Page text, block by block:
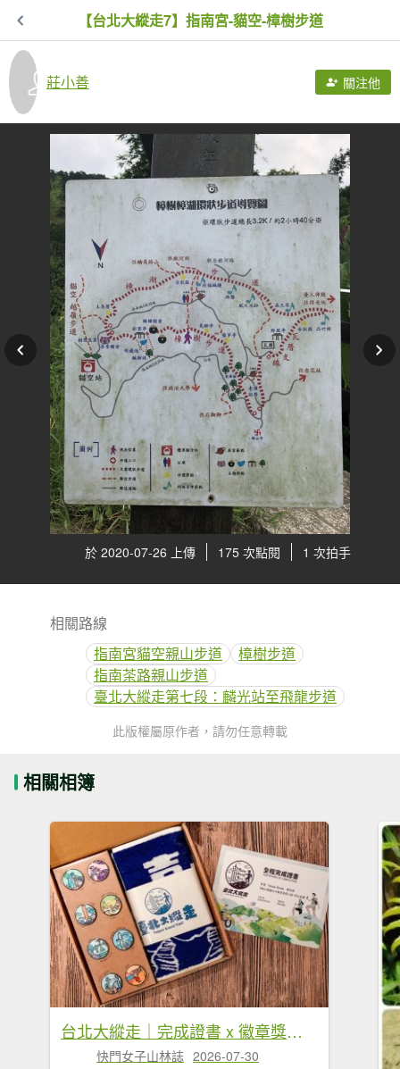
【台北大縱走7】指南宮-貓空-樟樹步道
莊小善 關注他
於 2020-07-26 上傳 175 次點閱 1 次拍手
相關路線
指南宮貓空親山步道
樟樹步道
指南茶路親山步道
臺北大縱走第七段：麟光站至飛龍步道
此版權屬原作者，請勿任意轉載
相關相簿
台北大縱走｜完成證書 x 徽章獎品 x 路線全攻略
快門女子山林誌 2026-07-30